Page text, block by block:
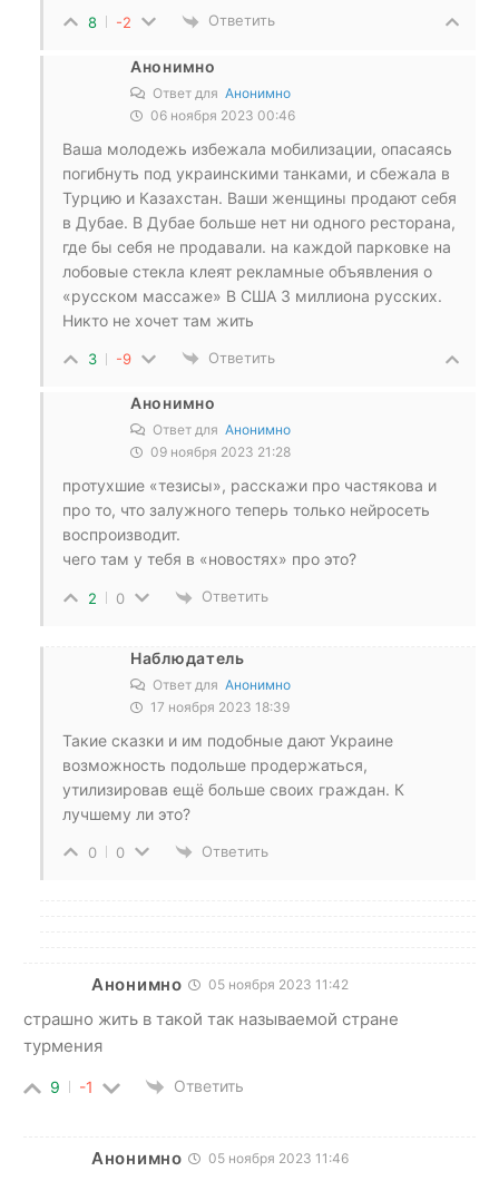
8 -2 Ответить
Анонимно
Ответ для Анонимно
06 ноября 2023 00:46
Ваша молодежь избежала мобилизации, опасаясь
погибнуть под украинскими танками, и сбежала в
Турцию и Казахстан. Ваши женщины продают себя
в Дубае. В Дубае больше нет ни одного ресторана,
где бы себя не продавали. на каждой парковке на
лобовые стекла клеят рекламные объявления о
«русском массаже» В США 3 миллиона русских.
Никто не хочет там жить
3 -9 Ответить
Анонимно
Ответ для Анонимно
09 ноября 2023 21:28
протухшие «тезисы», расскажи про частякова и
про то, что залужного теперь только нейросеть
воспроизводит.
чего там у тебя в «новостях» про это?
2 0 Ответить
Наблюдатель
Ответ для Анонимно
17 ноября 2023 18:39
Такие сказки и им подобные дают Украине
возможность подольше продержаться,
утилизировав ещё больше своих граждан. К
лучшему ли это?
0 0 Ответить
Анонимно 05 ноября 2023 11:42
страшно жить в такой так называемой стране
турмения
9 -1 Ответить
Анонимно 05 ноября 2023 11:46